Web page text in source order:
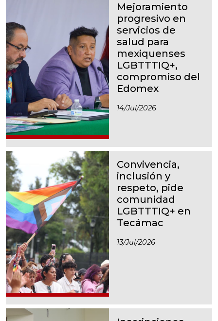
Mejoramiento
progresivo en
servicios de
salud para
mexiquenses
LGBTTTIQ+,
compromiso del
Edomex
14/jul/2026
Convivencia,
inclusión y
respeto, pide
comunidad
LGBTTTIQ+ en
Tecámac
13/jul/2026